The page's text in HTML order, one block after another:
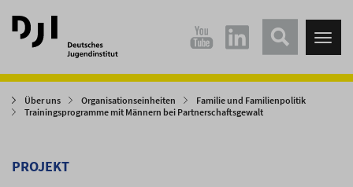
Direkt
zum
Hauptinhalt
Direkt
zum
Hauptmenü
Über uns Organisationseinheiten
Familie und Familienpolitik
Trainingsprogramme mit Männern bei Partnerschaftsgewalt
PROJEKT